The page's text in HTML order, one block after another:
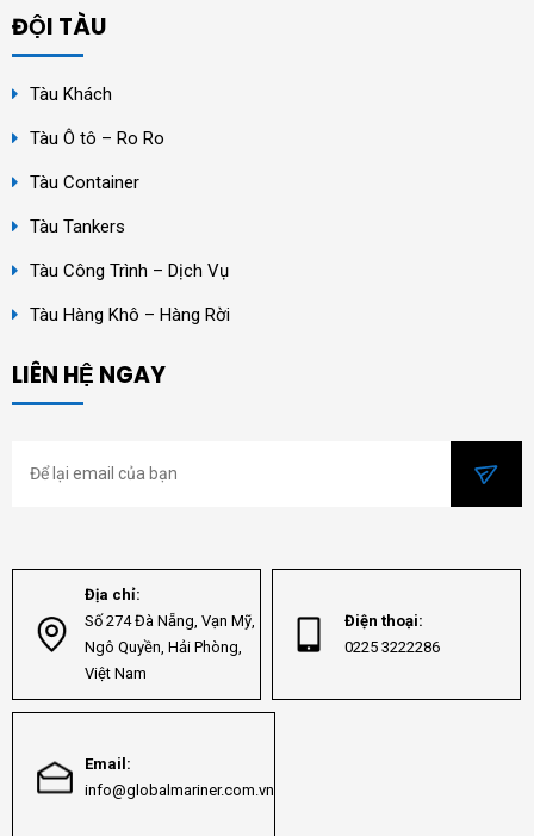
ĐỘI TÀU
Tàu Khách
Tàu Ô tô – Ro Ro
Tàu Container
Tàu Tankers
Tàu Công Trình – Dịch Vụ
Tàu Hàng Khô – Hàng Rời
LIÊN HỆ NGAY
Địa chỉ:
Số 274 Đà Nẵng, Vạn Mỹ,
Ngô Quyền, Hải Phòng,
Việt Nam
Điện thoại:
0225 3222286
Email:
info@globalmariner.com.vn